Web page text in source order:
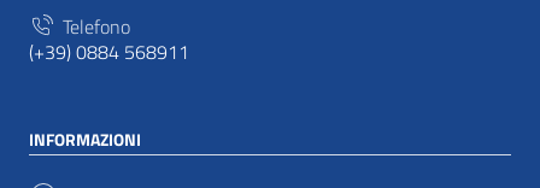
Telefono
(+39) 0884 568911
INFORMAZIONI